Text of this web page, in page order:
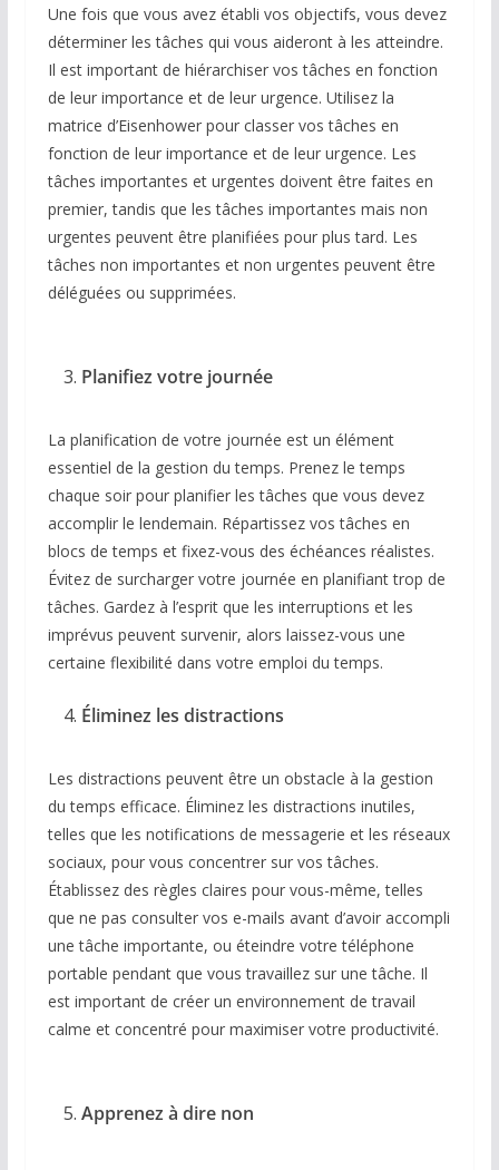
Une fois que vous avez établi vos objectifs, vous devez
déterminer les tâches qui vous aideront à les atteindre.
Il est important de hiérarchiser vos tâches en fonction
de leur importance et de leur urgence. Utilisez la
matrice d’Eisenhower pour classer vos tâches en
fonction de leur importance et de leur urgence. Les
tâches importantes et urgentes doivent être faites en
premier, tandis que les tâches importantes mais non
urgentes peuvent être planifiées pour plus tard. Les
tâches non importantes et non urgentes peuvent être
déléguées ou supprimées.
Planifiez votre journée
La planification de votre journée est un élément
essentiel de la gestion du temps. Prenez le temps
chaque soir pour planifier les tâches que vous devez
accomplir le lendemain. Répartissez vos tâches en
blocs de temps et fixez-vous des échéances réalistes.
Évitez de surcharger votre journée en planifiant trop de
tâches. Gardez à l’esprit que les interruptions et les
imprévus peuvent survenir, alors laissez-vous une
certaine flexibilité dans votre emploi du temps.
Éliminez les distractions
Les distractions peuvent être un obstacle à la gestion
du temps efficace. Éliminez les distractions inutiles,
telles que les notifications de messagerie et les réseaux
sociaux, pour vous concentrer sur vos tâches.
Établissez des règles claires pour vous-même, telles
que ne pas consulter vos e-mails avant d’avoir accompli
une tâche importante, ou éteindre votre téléphone
portable pendant que vous travaillez sur une tâche. Il
est important de créer un environnement de travail
calme et concentré pour maximiser votre productivité.
Apprenez à dire non